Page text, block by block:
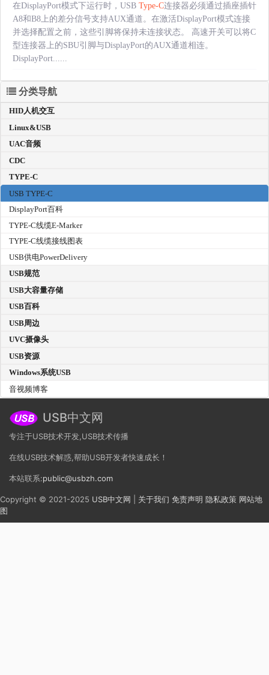
在DisplayPort模式下运行时，USB Type-C连接器必须通过插座插针
A8和B8上的差分信号支持AUX通道。在激活DisplayPort模式连接
并选择配置之前，这些引脚将保持未连接状态。 高速开关可以将C
型连接器上的SBU引脚与DisplayPort的AUX通道相连。
DisplayPort......
分类导航
HID人机交互
Linux&USB
UAC音频
CDC
TYPE-C
USB TYPE-C
DisplayPort百科
TYPE-C线缆E-Marker
TYPE-C线缆接线图表
USB供电PowerDelivery
USB规范
USB大容量存储
USB百科
USB周边
UVC摄像头
USB资源
Windows系统USB
音视频博客
USB中文网
专注于USB技术开发,USB技术传播
在线USB技术解惑,帮助USB开发者快速成长！
本站联系:public@usbzh.com
Copyright © 2021-2025 USB中文网 关于我们 免责声明 隐私政策 网站地
图